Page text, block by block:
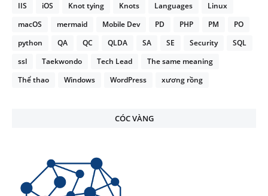
IIS
iOS Knot tying Knots Languages
Linux
macOS
mermaid Mobile Dev PD PHP PM
PO
python
QA QC QLDA SA SE Security
SQL
ssl
Taekwondo Tech Lead
The same meaning
Thể thao
Windows WordPress xương rồng
CÓC VÀNG